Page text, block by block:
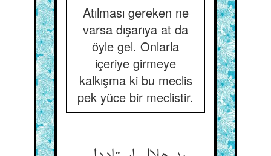
Atılması gereken ne
varsa dışarıya at da
öyle gel. Onlarla
içeriye girmeye
kalkışma ki bu meclis
pek yüce bir meclistir.